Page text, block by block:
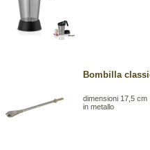
Bombilla
dimensioni 17,5 cm
in metallo